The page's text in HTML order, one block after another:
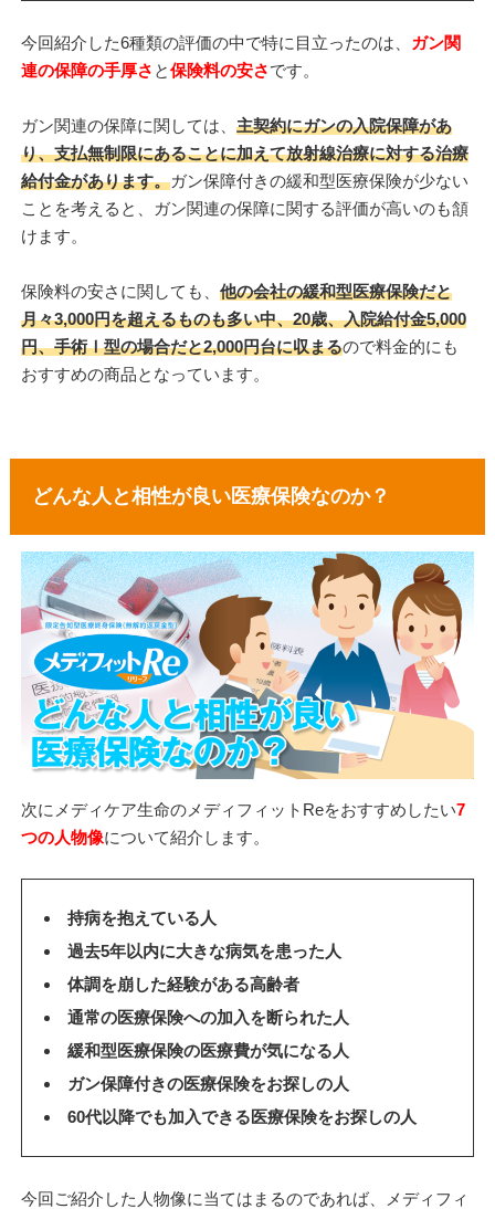
今回紹介した6種類の評価の中で特に目立ったのは、 ガン関
連の保障の手厚さ と保険料の安さです。
ガン関連の保障に関しては、 主契約にガンの入院保障があ
り、支払無制限にあることに加えて放射線治療に対する治療
給付金があります。ガン保障付きの緩和型医療保険が少ない
ことを考えると、ガン関連の保障に関する評価が高いのも頷
けます。
保険料の安さに関しても、 他の会社の緩和型医療保険だと
月々3,000円を超えるものも多い中、20歳、入院給付金5,000
円、手術Ⅰ型の場合だと2,000円台に収まるので料金的にも
おすすめの商品となっています。
どんな人と相性が良い医療保険なのか？
次にメディケア生命のメディフィットReをおすすめしたい7
つの人物像について紹介します。
持病を抱えている人
過去5年以内に大きな病気を患った人
体調を崩した経験がある高齢者
通常の医療保険への加入を断られた人
緩和型医療保険の医療費が気になる人
ガン保障付きの医療保険をお探しの人
60代以降でも加入できる医療保険をお探しの人
今回ご紹介した人物像に当てはまるのであれば、メディフィ